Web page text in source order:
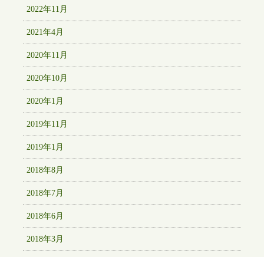
2022年11月
2021年4月
2020年11月
2020年10月
2020年1月
2019年11月
2019年1月
2018年8月
2018年7月
2018年6月
2018年3月